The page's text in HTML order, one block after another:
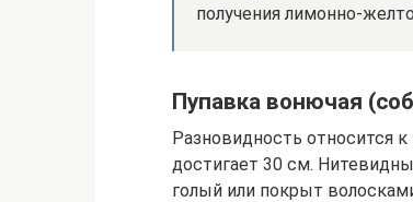
получения лимонно-
Пупавка вонючая
Разновидность относится
достигает 30 см.
голый или покрыт